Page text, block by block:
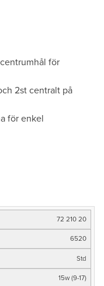
för
2st centralt på
för enkel
72 210 20
6520
Std
15w (9-17)